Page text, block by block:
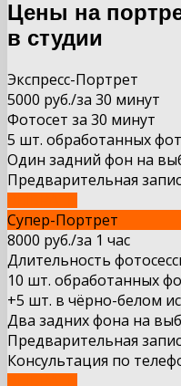
Цены на
в студии
Экспресс-Портрет
5000 руб./за 30 минут
Фотосет за 30 минут
5 шт. обработанных
Один задний фон на
Предварительная
Супер-Портрет
8000 руб./за 1 час
Длительность
10 шт. обработанных
+5 шт. в чёрно-белом
Два задних фона на
Предварительная
Консультация по